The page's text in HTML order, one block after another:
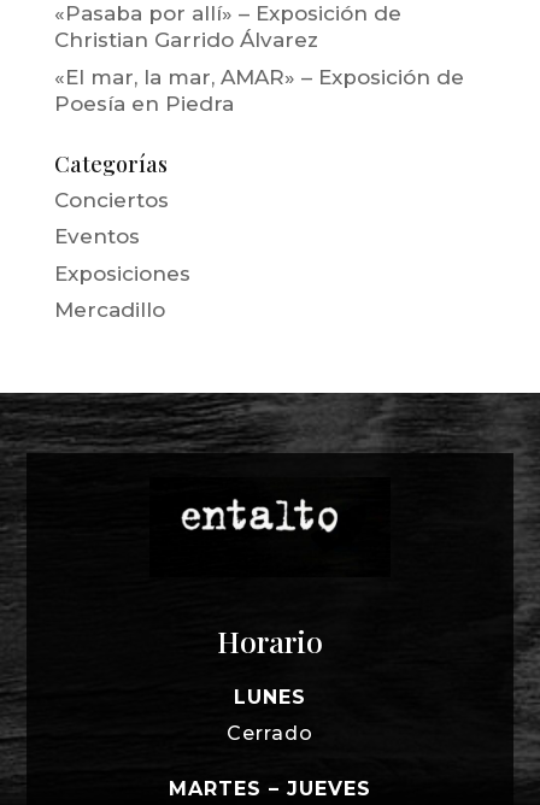
«Pasaba por allí» – Exposición de
Christian Garrido Álvarez
«El mar, la mar, AMAR» – Exposición de
Poesía en Piedra
Categorías
Conciertos
Eventos
Exposiciones
Mercadillo
Horario
LUNES
Cerrado
MARTES – JUEVES